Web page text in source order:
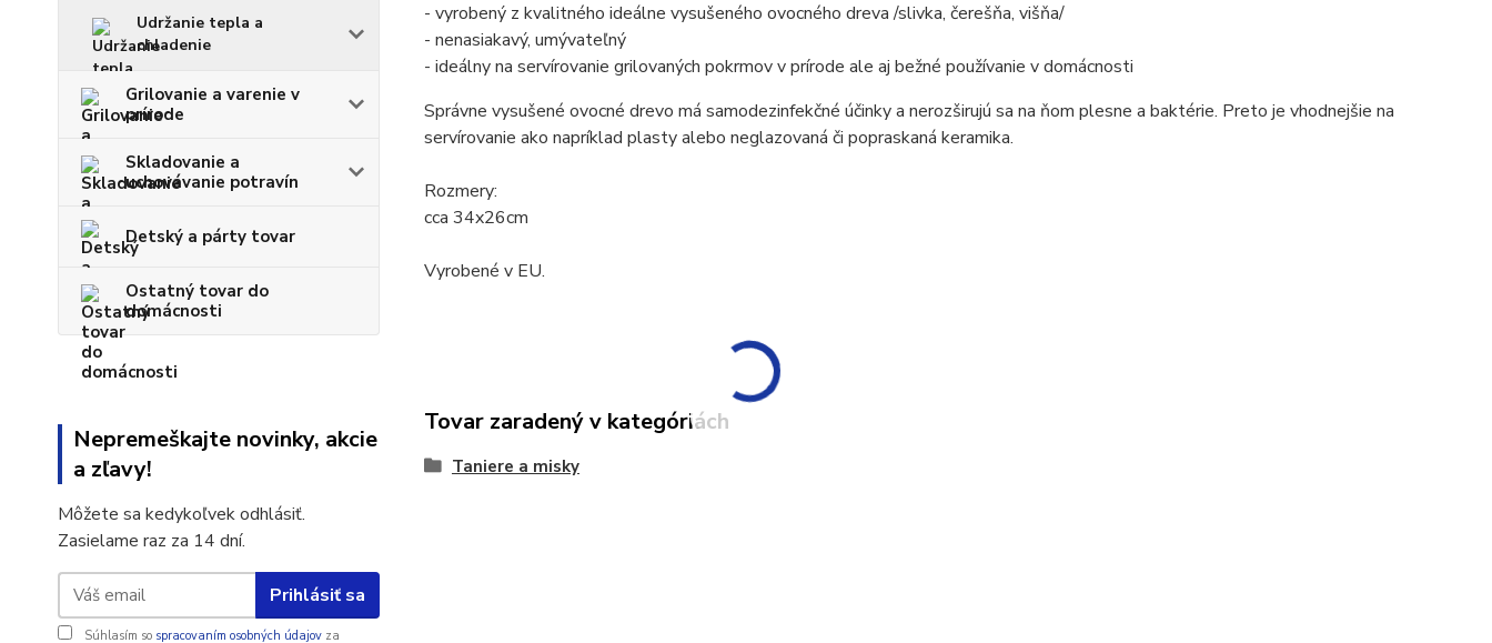
Udržanie tepla a
chladenie
Grilovanie a varenie v
prírode
Skladovanie a
uchovávanie potravín
Detský a párty tovar
Ostatný tovar do
domácnosti
Nepremeškajte novinky, akcie
a zľavy!
Môžete sa kedykoľvek odhlásiť.
Zasielame raz za 14 dní.
Prihlásiť sa
Súhlasím so spracovaním osobných údajov za
- vyrobený z kvalitného ideálne vysušeného ovocného dreva /slivka, čerešňa, višňa/
- nenasiakavý, umývateľný
- ideálny na servírovanie grilovaných pokrmov v prírode ale aj bežné používanie v domácnosti
Správne vysušené ovocné drevo má samodezinfekčné účinky a nerozširujú sa na ňom plesne a baktérie. Preto je vhodnejšie na
servírovanie ako napríklad plasty alebo neglazovaná či popraskaná keramika.
Rozmery:
cca 34x26cm
Vyrobené v EU.
Tovar zaradený v kategóriách
Taniere a misky